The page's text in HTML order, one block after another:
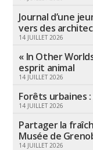
Journal d’une
vers des
14 JUILLET 2026
« In Other
esprit animal
14 JUILLET 2026
Forêts urbaines
14 JUILLET 2026
Partager la
Musée de
14 JUILLET 2026